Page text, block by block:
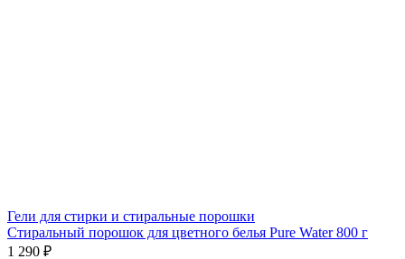
Гели для стирки и стиральные порошки
Стиральный порошок для цветного белья Pure Water 800 г
1 290 ₽